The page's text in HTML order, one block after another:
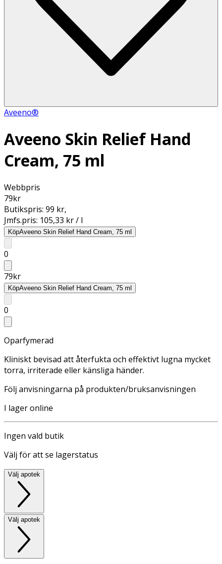
Aveeno®
Aveeno Skin Relief Hand
Cream, 75 ml
Webbpris
79kr
Butikspris: 99 kr,
Jmfs.pris: 105,33 kr / l
KöpAveeno Skin Relief Hand Cream, 75 ml
0
79kr
KöpAveeno Skin Relief Hand Cream, 75 ml
0
Oparfymerad
Kliniskt bevisad att återfukta och effektivt lugna mycket
torra, irriterade eller känsliga händer.
Följ anvisningarna på produkten/bruksanvisningen
I lager online
Ingen vald butik
Välj för att se lagerstatus
Välj apotek
Välj apotek